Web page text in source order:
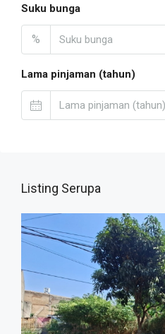
Suku bunga
%
Lama pinjaman (tahun)
Listing Serupa